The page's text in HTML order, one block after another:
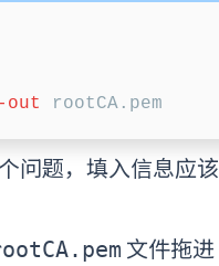
-out
问题，填入信息应该
文件拖进